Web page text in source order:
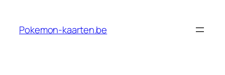
Pokemon-kaarten.be